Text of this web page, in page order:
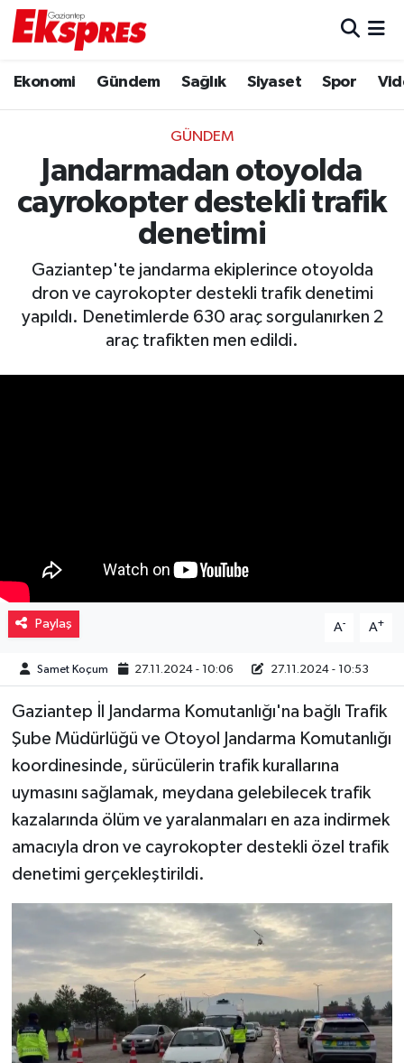
Ekonomi Gündem Sağlık Siyaset Spor
GÜNDEM
Jandarmadan otoyolda
cayrokopter destekli trafik
denetimi
Gaziantep'te jandarma ekiplerince otoyolda
dron ve cayrokopter destekli trafik denetimi
yapıldı. Denetimlerde 630 araç sorgulanırken 2
araç trafikten men edildi.
Paylaş A- A+
Samet Koçum 27.11.2024 - 10:06 27.11.2024 - 10:53
Gaziantep İl Jandarma Komutanlığı'na bağlı Trafik
Şube Müdürlüğü ve Otoyol Jandarma Komutanlığı
koordinesinde, sürücülerin trafik kurallarına
uymasını sağlamak, meydana gelebilecek trafik
kazalarında ölüm ve yaralanmaları en aza indirmek
amacıyla dron ve cayrokopter destekli özel trafik
denetimi gerçekleştirildi.
Ekonomi
Gaziantep son dakika
Genel
Haberler
Kültür Sanat
Sağlık
Sinemalar
Siyaset
Spor
Teknoloji
Türkiye
Video Haber
Yeme-İçme
Yemek
Trafik Durumu
Puan Durumu ve Fikstür
Tüm Manşetler
Haber Arşivi